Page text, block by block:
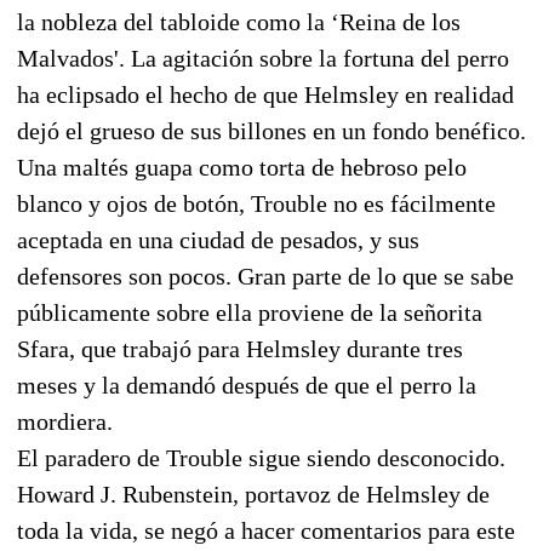
la nobleza del tabloide como la ‘Reina de los
Malvados'. La agitación sobre la fortuna del perro
ha eclipsado el hecho de que Helmsley en realidad
dejó el grueso de sus billones en un fondo benéfico.
Una maltés guapa como torta de hebroso pelo
blanco y ojos de botón, Trouble no es fácilmente
aceptada en una ciudad de pesados, y sus
defensores son pocos. Gran parte de lo que se sabe
públicamente sobre ella proviene de la señorita
Sfara, que trabajó para Helmsley durante tres
meses y la demandó después de que el perro la
mordiera.
El paradero de Trouble sigue siendo desconocido.
Howard J. Rubenstein, portavoz de Helmsley de
toda la vida, se negó a hacer comentarios para este